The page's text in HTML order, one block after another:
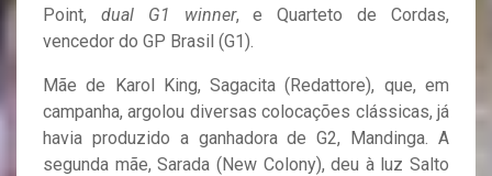
Point, dual G1 winner, e Quarteto de Cordas,
vencedor do GP Brasil (G1).
Mãe de Karol King, Sagacita (Redattore), que, em
campanha, argolou diversas colocações clássicas, já
havia produzido a ganhadora de G2, Mandinga. A
segunda mãe, Sarada (New Colony), deu à luz Salto